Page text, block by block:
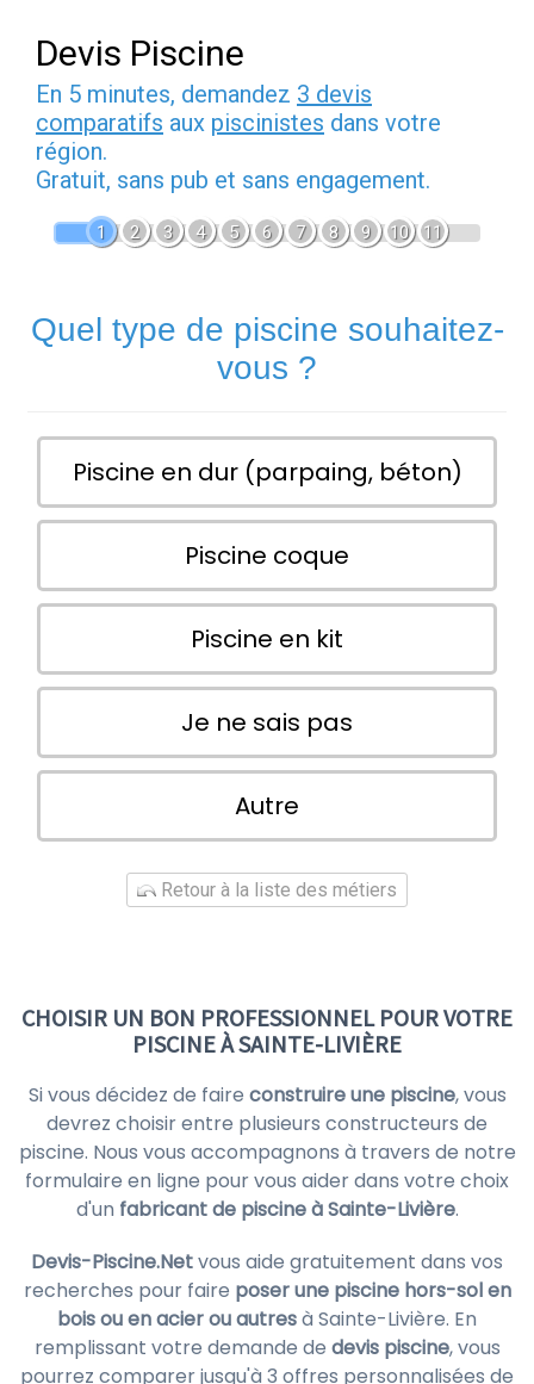
Devis Piscine
En 5 minutes, demandez 3 devis
comparatifs aux piscinistes dans votre
région.
Gratuit, sans pub et sans engagement.
1 2 3 4 5 6 7 8 9 10 11
Quel type de piscine souhaitez-
vous ?
Piscine en dur (parpaing, béton)
Piscine coque
Piscine en kit
Je ne sais pas
Autre
Retour à la liste des métiers
CHOISIR UN BON PROFESSIONNEL POUR VOTRE
PISCINE À SAINTE-LIVIÈRE
Si vous décidez de faire construire une piscine, vous
devrez choisir entre plusieurs constructeurs de
piscine. Nous vous accompagnons à travers de notre
formulaire en ligne pour vous aider dans votre choix
d'un fabricant de piscine à Sainte-Livière.
Devis-Piscine.Netvous aide gratuitement dans vos
recherches pour faire poser une piscine hors-sol en
bois ou en acier ou autresà Sainte-Livière. En
remplissant votre demande de devis piscine, vous
pourrez comparer jusqu'à 3 offres personnalisées de